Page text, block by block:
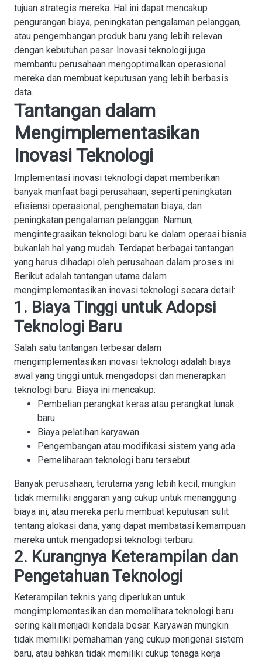
tujuan strategis mereka. Hal ini dapat mencakup
pengurangan biaya, peningkatan pengalaman pelanggan,
atau pengembangan produk baru yang lebih relevan
dengan kebutuhan pasar. Inovasi teknologi juga
membantu perusahaan mengoptimalkan operasional
mereka dan membuat keputusan yang lebih berbasis
data.
Tantangan dalam
Mengimplementasikan
Inovasi Teknologi
Implementasi inovasi teknologi dapat memberikan
banyak manfaat bagi perusahaan, seperti peningkatan
efisiensi operasional, penghematan biaya, dan
peningkatan pengalaman pelanggan. Namun,
mengintegrasikan teknologi baru ke dalam operasi bisnis
bukanlah hal yang mudah. Terdapat berbagai tantangan
yang harus dihadapi oleh perusahaan dalam proses ini.
Berikut adalah tantangan utama dalam
mengimplementasikan inovasi teknologi secara detail:
1. Biaya Tinggi untuk Adopsi
Teknologi Baru
Salah satu tantangan terbesar dalam
mengimplementasikan inovasi teknologi adalah biaya
awal yang tinggi untuk mengadopsi dan menerapkan
teknologi baru. Biaya ini mencakup:
Pembelian perangkat keras atau perangkat lunak
baru
Biaya pelatihan karyawan
Pengembangan atau modifikasi sistem yang ada
Pemeliharaan teknologi baru tersebut
Banyak perusahaan, terutama yang lebih kecil, mungkin
tidak memiliki anggaran yang cukup untuk menanggung
biaya ini, atau mereka perlu membuat keputusan sulit
tentang alokasi dana, yang dapat membatasi kemampuan
mereka untuk mengadopsi teknologi terbaru.
2. Kurangnya Keterampilan dan
Pengetahuan Teknologi
Keterampilan teknis yang diperlukan untuk
mengimplementasikan dan memelihara teknologi baru
sering kali menjadi kendala besar. Karyawan mungkin
tidak memiliki pemahaman yang cukup mengenai sistem
baru, atau bahkan tidak memiliki cukup tenaga kerja